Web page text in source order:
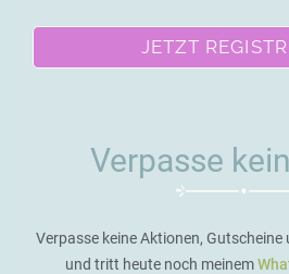
JETZT
Verpasse
Verpasse keine Aktionen,
und tritt heute noch meinem